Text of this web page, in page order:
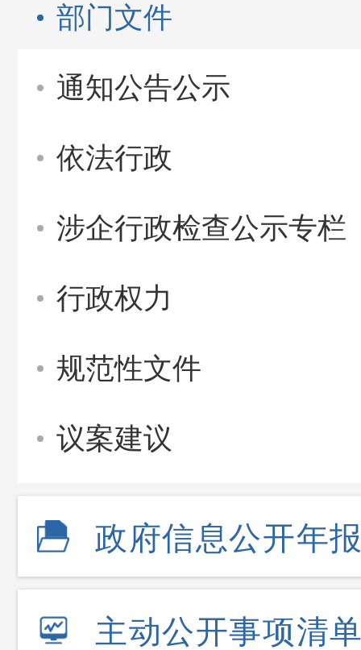
部门文件
通知公告公示
依法行政
涉企行政检查公示专栏
行政权力
规范性文件
议案建议
政府信息公开年
主动公开事项清